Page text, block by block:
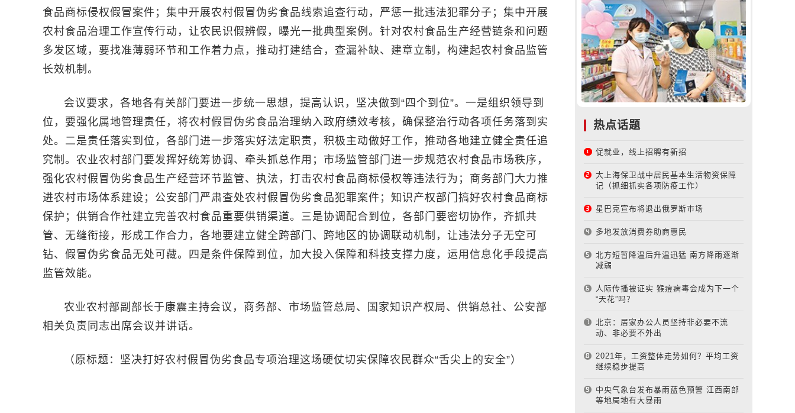
食品商标侵权假冒案件；集中开展农村假冒伪劣食品线索追查行动，严惩一批违法犯罪分子；集中开展
农村食品治理工作宣传行动，让农民识假辨假，曝光一批典型案例。针对农村食品生产经营链条和问题
多发区域，要找准薄弱环节和工作着力点，推动打建结合，查漏补缺、建章立制，构建起农村食品监管
长效机制。
会议要求，各地各有关部门要进一步统一思想，提高认识，坚决做到“四个到位”。一是组织领导到
位，要强化属地管理责任，将农村假冒伪劣食品治理纳入政府绩效考核，确保整治行动各项任务落到实
处。二是责任落实到位，各部门进一步落实好法定职责，积极主动做好工作，推动各地建立健全责任追
究制。农业农村部门要发挥好统筹协调、牵头抓总作用；市场监管部门进一步规范农村食品市场秩序，
强化农村假冒伪劣食品生产经营环节监管、执法，打击农村食品商标侵权等违法行为；商务部门大力推
进农村市场体系建设；公安部门严肃查处农村假冒伪劣食品犯罪案件；知识产权部门搞好农村食品商标
保护；供销合作社建立完善农村食品重要供销渠道。三是协调配合到位，各部门要密切协作，齐抓共
管、无缝衔接，形成工作合力，各地要建立健全跨部门、跨地区的协调联动机制，让违法分子无空可
钻、假冒伪劣食品无处可藏。四是条件保障到位，加大投入保障和科技支撑力度，运用信息化手段提高
监管效能。
农业农村部副部长于康震主持会议，商务部、市场监管总局、国家知识产权局、供销总社、公安部
相关负责同志出席会议并讲话。
（原标题：坚决打好农村假冒伪劣食品专项治理这场硬仗切实保障农民群众“舌尖上的安全”）
热点话题
促就业，线上招聘有新招
大上海保卫战中居民基本生活物资保障
记（抓细抓实各项防疫工作）
星巴克宣布将退出俄罗斯市场
多地发放消费券助商惠民
北方短暂降温后升温迅猛 南方降雨逐渐
减弱
人际传播被证实 猴痘病毒会成为下一个
“天花”吗？
北京：居家办公人员坚持非必要不流
动、非必要不外出
2021年，工资整体走势如何？平均工资
继续稳步提高
中央气象台发布暴雨蓝色预警 江西南部
等地局地有大暴雨